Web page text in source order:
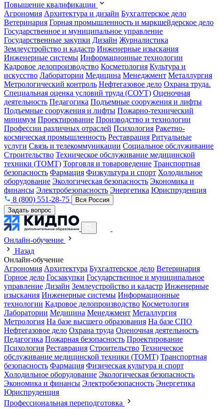
Повышение квалификации
Агрономия Архитектура и дизайн Бухгалтерское дело
Ветеринария Горная промышленность и маркшейдерское дело
Государственное и муниципальное управление
Государственные закупки Дизайн Журналистика
Землеустройство и кадастр Инженерные изыскания
Инженерные системы Информационные технологии
Кадровое делопроизводство Косметология Культура и
искусство Лаборатории Медицина Менеджмент Металлургия
Метрологический контроль Нефтегазовое дело Охрана труда.
Специальная оценка условий труда (СОУТ) Оценочная
деятельность Педагогика Подъемные сооружения и лифты
Подъемные сооружения и лифты Пожарно-технический
минимум Проектирование Производство и технологии
Профессии различных отраслей Психология Ракетно-
космическая промышленность Реставрация Ритуальные
услуги Связь и телекоммуникации Социальное обслуживание
Строительство Техническое обслуживание медицинской
техники (ТОМТ) Торговля и товароведение Транспортная
безопасность Фармация Физкультура и спорт Холодильное
оборудование Экологическая безопасность Экономика и
финансы Электробезопасность Энергетика Юриспруденция
8 (800) 551-28-75
Вся Россия
Задать вопрос
Онлайн-обучение
Назад
Онлайн-обучение
Агрономия Архитектура Бухгалтерское дело Ветеринария
Горное дело Госзакупки Государственное и муниципальное
управление Дизайн Землеустройство и кадастр Инженерные
изыскания Инженерные системы Информационные
технологии Кадровое делопроизводство Косметология
Лаборатории Медицина Менеджмент Металлургия
Метрология На базе высшего образования На базе СПО
Нефтегазовое дело Охрана труда Оценочная деятельность
Педагогика Пожарная безопасность Проектирование
Психология Реставрация Строительство Техническое
обслуживание медицинской техники (ТОМТ) Транспортная
безопасность Фармация Физическая культура и спорт
Холодильное оборудование Экологическая безопасность
Экономика и финансы Электробезопасность Энергетика
Юриспруденция
Профессиональная переподготовка